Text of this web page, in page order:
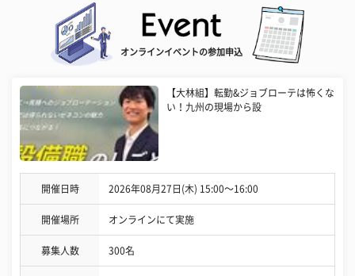
オンラインイベントの参加申込
【大林組】転勤&ジョブローテは怖くな
い！九州の現場から設
開催日時 2026年08月27日(木) 15:00〜16:00
開催場所 オンラインにて実施
募集人数 300名